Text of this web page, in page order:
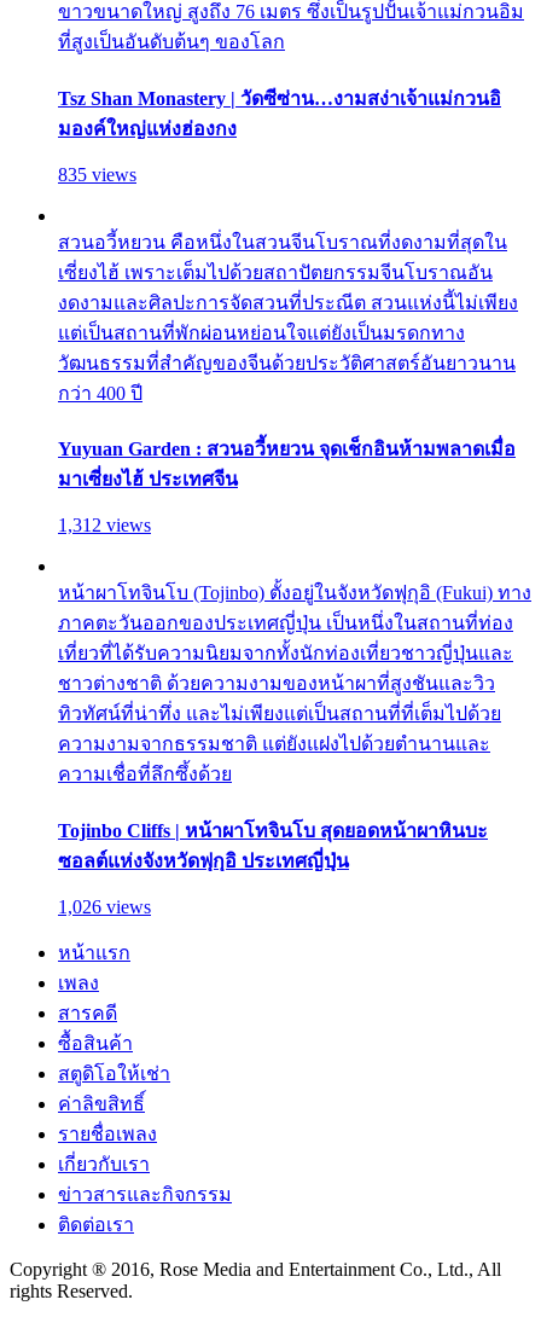
ขาวขนาดใหญ่ สูงถึง 76 เมตร ซึ่งเป็นรูปปั้นเจ้าแม่กวนอิม
ที่สูงเป็นอันดับต้นๆ ของโลก
Tsz Shan Monastery | วัดซีซ่าน…งามสง่าเจ้าแม่กวนอิ
มองค์ใหญ่แห่งฮ่องกง
835 views
สวนอวี้หยวน คือหนึ่งในสวนจีนโบราณที่งดงามที่สุดใน
เซี่ยงไฮ้ เพราะเต็มไปด้วยสถาปัตยกรรมจีนโบราณอัน
งดงามและศิลปะการจัดสวนที่ประณีต สวนแห่งนี้ไม่เพียง
แต่เป็นสถานที่พักผ่อนหย่อนใจแต่ยังเป็นมรดกทาง
วัฒนธรรมที่สำคัญของจีนด้วยประวัติศาสตร์อันยาวนาน
กว่า 400 ปี
Yuyuan Garden : สวนอวี้หยวน จุดเช็กอินห้ามพลาดเมื่อ
มาเซี่ยงไฮ้ ประเทศจีน
1,312 views
หน้าผาโทจินโบ (Tojinbo) ตั้งอยู่ในจังหวัดฟุกุอิ (Fukui) ทาง
ภาคตะวันออกของประเทศญี่ปุ่น เป็นหนึ่งในสถานที่ท่อง
เที่ยวที่ได้รับความนิยมจากทั้งนักท่องเที่ยวชาวญี่ปุ่นและ
ชาวต่างชาติ ด้วยความงามของหน้าผาที่สูงชันและวิว
ทิวทัศน์ที่น่าทึ่ง และไม่เพียงแต่เป็นสถานที่ที่เต็มไปด้วย
ความงามจากธรรมชาติ แต่ยังแฝงไปด้วยตำนานและ
ความเชื่อที่ลึกซึ้งด้วย
Tojinbo Cliffs | หน้าผาโทจินโบ สุดยอดหน้าผาหินบะ
ซอลต์แห่งจังหวัดฟุกุอิ ประเทศญี่ปุ่น
1,026 views
หน้าแรก
เพลง
สารคดี
ซื้อสินค้า
สตูดิโอให้เช่า
ค่าลิขสิทธิ์
รายชื่อเพลง
เกี่ยวกับเรา
ข่าวสารและกิจกรรม
ติดต่อเรา
Copyright ® 2016, Rose Media and Entertainment Co., Ltd., All
rights Reserved.